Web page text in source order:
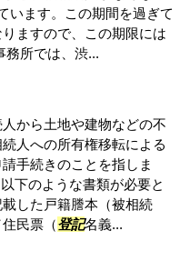
います。この期間を過ぎて
ますので、この期限には
務所では、渋...
から土地や建物などの不
人への所有権移転による
手続きのことを指しま
下のような書類が必要と
した戸籍謄本（被相続
民票（登記名義...